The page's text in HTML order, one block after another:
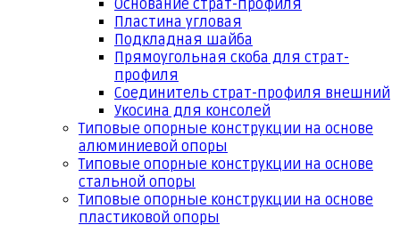
Основание страт-профиля
Пластина угловая
Подкладная шайба
Прямоугольная скоба для страт-
профиля
Соединитель страт-профиля внешний
Укосина для консолей
Типовые опорные конструкции на основе
алюминиевой опоры
Типовые опорные конструкции на основе
стальной опоры
Типовые опорные конструкции на основе
пластиковой опоры